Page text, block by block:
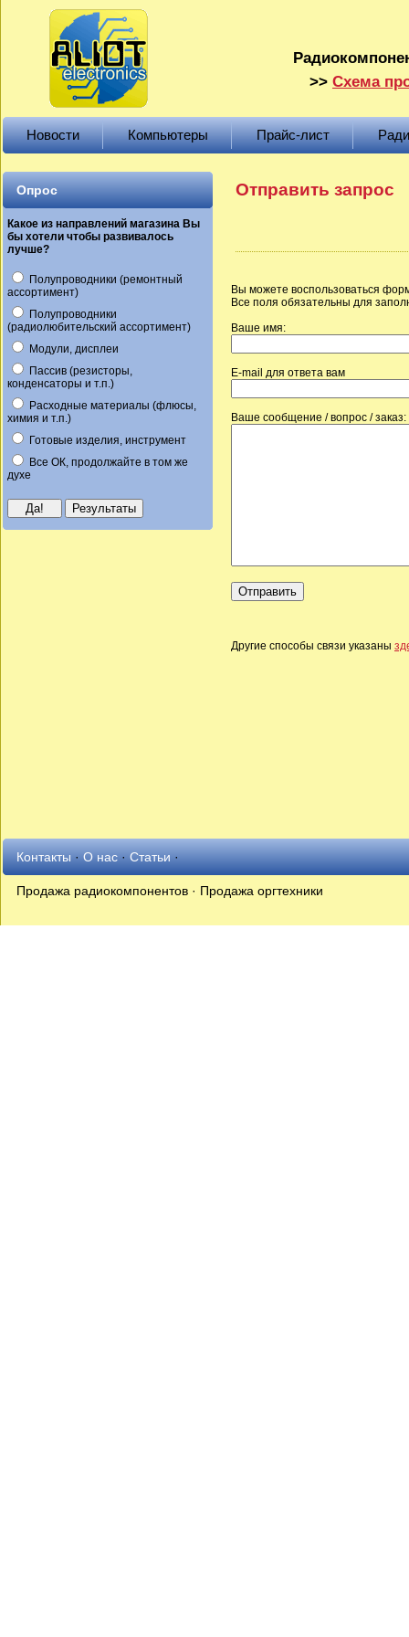
>> Схема
Новости Компьютеры Прайс-лист
Опрос
Какое из направлений магазина Вы
бы хотели чтобы развивалось
лучше?
Полупроводники (ремонтный
ассортимент)
Полупроводники
(радиолюбительский ассортимент)
Модули, дисплеи
Пассив (резисторы,
конденсаторы и т.п.)
Расходные материалы (флюсы,
химия и т.п.)
Готовые изделия, инструмент
Все ОК, продолжайте в том же
духе
Отправить запрос
Вы можете воспользоваться
Все поля обязательны для
Ваше имя:
E-mail для ответа вам
Ваше сообщение / вопрос / заказ:
Другие способы связи указаны
Контакты·О нас·Статьи·
Продажа радиокомпонентов · Продажа оргтехники